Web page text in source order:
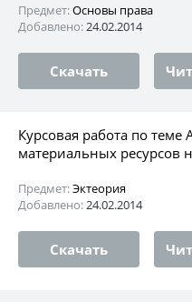
Предмет:Основы права
Добавлено:24.02.2014
Скачать
Курсовая работа по
материальных
Предмет:Эктеория
Добавлено:24.02.2014
Скачать